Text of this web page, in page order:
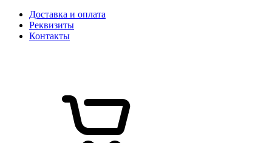
Доставка и оплата
Реквизиты
Контакты